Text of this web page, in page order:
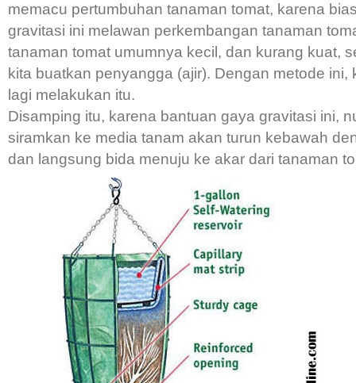
memacu pertumbuhan tanaman tomat, karena
gravitasi ini melawan perkembangan tanaman
tanaman tomat umumnya kecil, dan kurang kuat,
kita buatkan penyangga (ajir). Dengan metode ini,
lagi melakukan itu.
Disamping itu, karena bantuan gaya gravitasi ini,
siramkan ke media tanam akan turun kebawah
dan langsung bida menuju ke akar dari tanaman